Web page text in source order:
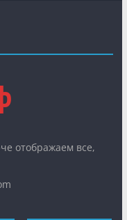
отображаем все,